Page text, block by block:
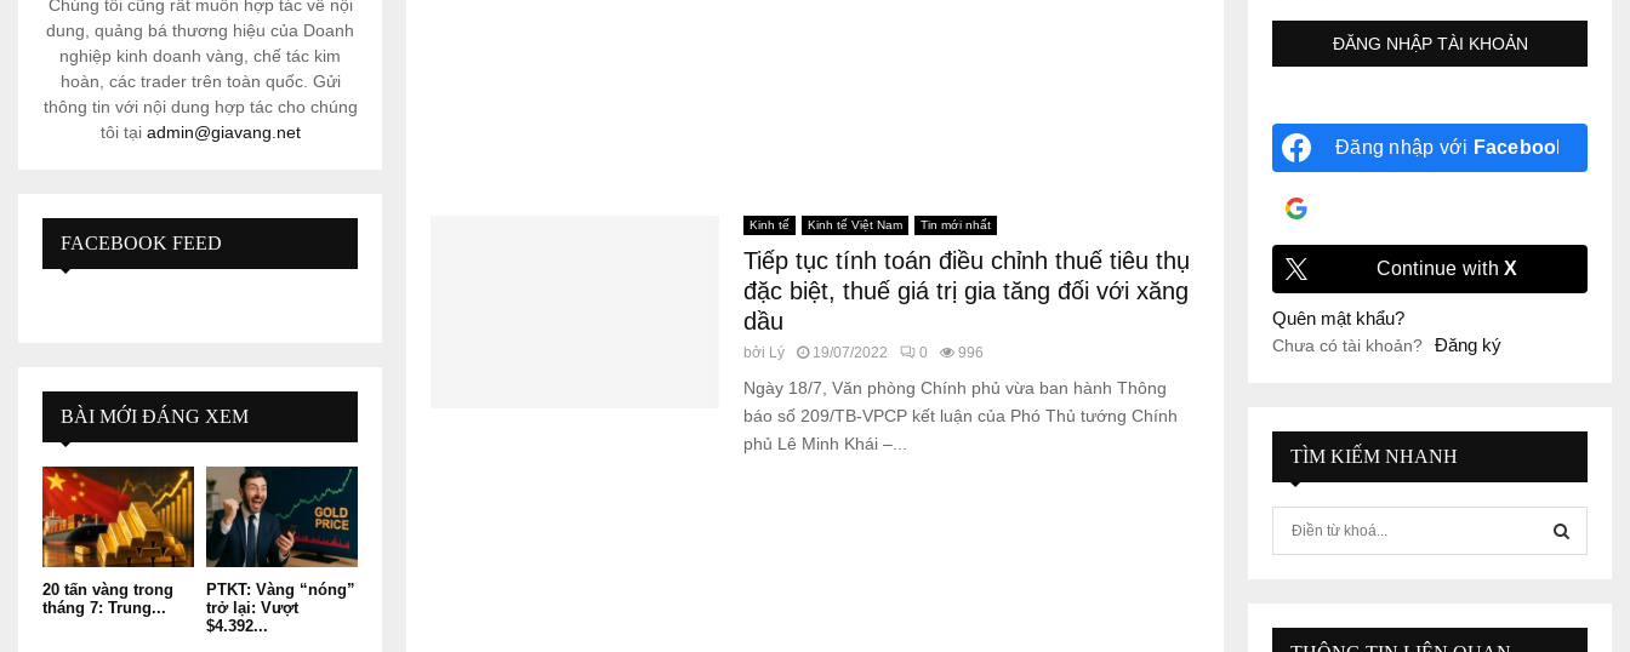
Kinh tế Kinh tế Việt Nam Tin mới nhất
Tiếp tục tính toán điều chỉnh thuế tiêu thụ
đặc biệt, thuế giá trị gia tăng đối với xăng
dầu
bởi Lý 19/07/2022 0 996
Ngày 18/7, Văn phòng Chính phủ vừa ban hành Thông
báo số 209/TB-VPCP kết luận của Phó Thủ tướng Chính
phủ Lê Minh Khái –...
Chúng tôi cũng rất muốn hợp tác về nội
dung, quảng bá thương hiệu của Doanh
nghiệp kinh doanh vàng, chế tác kim
hoàn, các trader trên toàn quốc. Gửi
thông tin với nội dung hợp tác cho chúng
tôi tại admin@giavang.net
FACEBOOK FEED
BÀI MỚI ĐÁNG XEM
20 tấn vàng trong
tháng 7: Trung...
PTKT: Vàng “nóng”
trở lại: Vượt
$4.392...
Đăng nhập với Facebook
Continue withX
Quên mật khẩu?
Chưa có tài khoản? Đăng ký
TÌM KIẾM NHANH
E